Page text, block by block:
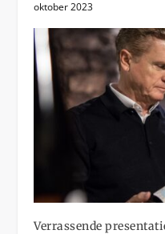
oktober 2023
Verrassende